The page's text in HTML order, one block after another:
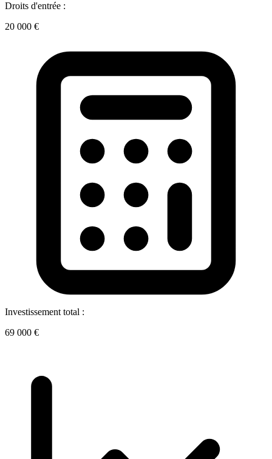
Droits d'entrée :
20 000 €
Investissement total :
69 000 €